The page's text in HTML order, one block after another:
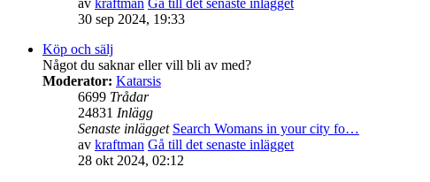
av kraftman Gå till det senaste inlägget
30 sep 2024, 19:33
Köp och sälj
Något du saknar eller vill bli av med?
Moderator: Katarsis
6699 Trådar
24831 Inlägg
Senaste inlägget Search Womans in your city fo…
av kraftman Gå till det senaste inlägget
28 okt 2024, 02:12